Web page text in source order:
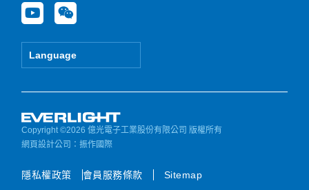
Y
o
u
e
W
e
i
Language
Copyright ©2026 億光電子工業股份有限公司 版權所有
網頁設計公司 ：振作國際
隱私權政策 會員服務條款 Sitemap